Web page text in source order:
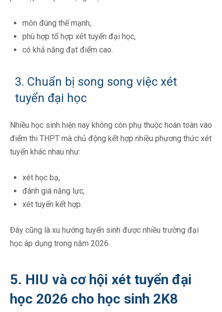
môn đúng thế mạnh,
phù hợp tổ hợp xét tuyển đại học,
có khả năng đạt điểm cao.
3. Chuẩn bị song song việc xét
tuyển đại học
Nhiều học sinh hiện nay không còn phụ thuộc hoàn toàn vào
điểm thi THPT mà chủ động kết hợp nhiều phương thức xét
tuyển khác nhau như:
xét học bạ,
đánh giá năng lực,
xét tuyển kết hợp.
Đây cũng là xu hướng tuyển sinh được nhiều trường đại
học áp dụng trong năm 2026.
5. HIU và cơ hội xét tuyển đại
học 2026 cho học sinh 2K8